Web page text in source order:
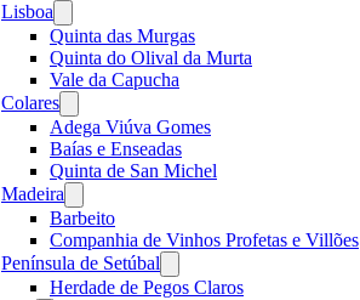
Lisboa
menu
Quinta das Murgas
Quinta do Olival da Murta
Vale da Capucha
Colares
menu
Adega Viúva Gomes
Baías e Enseadas
Quinta de San Michel
Madeira
menu
Barbeito
Companhia de Vinhos Profetas e Villões
Península de Setúbal
menu
Herdade de Pegos Claros